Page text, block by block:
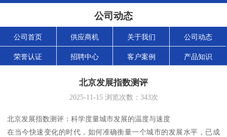
公司动态
公司首页 供应商机 关于我们 公司动态
荣誉认证 招聘中心 客户案例 产品知识
北京发展指数测评
2025-11-15浏览次数： 343次
北京发展指数测评：科学度量城市发展的温度与速度
在当今快速变化的时代，如何准确衡量一个城市的发展水平，已成